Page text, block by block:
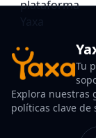
Tu
Explora nuestras
políticas clave de